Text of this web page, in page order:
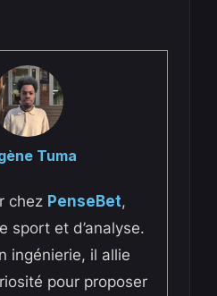
Tuma
chez PenseBet,
sport et d’analyse.
ingénierie, il allie
pour proposer